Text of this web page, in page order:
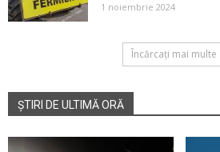
1 noiembrie 2024
Încărcați mai multe
ȘTIRI DE ULTIMĂ ORĂ